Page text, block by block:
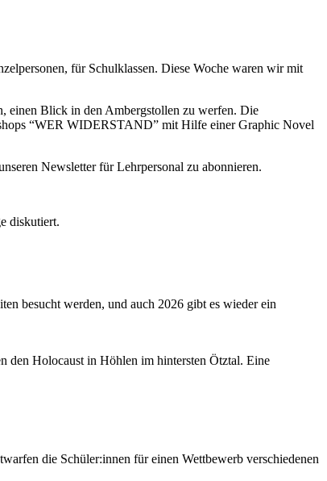
für Schulklassen. Diese Woche waren wir mit
einen Blick in den Ambergstollen zu werfen. Die
“WER WIDERSTAND” mit Hilfe einer Graphic Novel
Newsletter für Lehrpersonal zu abonnieren.
diskutiert.
besucht werden, und auch 2026 gibt es wieder ein
den Holocaust in Höhlen im hintersten Ötztal. Eine
die Schüler:innen für einen Wettbewerb verschiedenen